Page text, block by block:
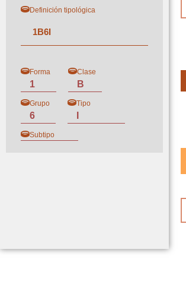
Definición tipológica
1B6I
Forma
1
Clase
B
Grupo
6
Tipo
Subtipo